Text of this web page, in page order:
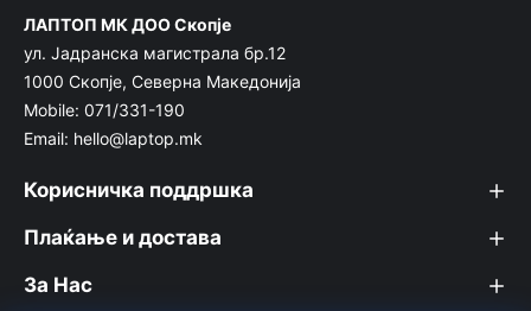
ЛАПТОП МК ДОО Скопје
ул. Јадранска магистрала бр.12
1000 Скопје, Северна Македонија
Mobile: 071/331-190
Email: hello@laptop.mk
Корисничка поддршка
Плаќање и достава
За Нас